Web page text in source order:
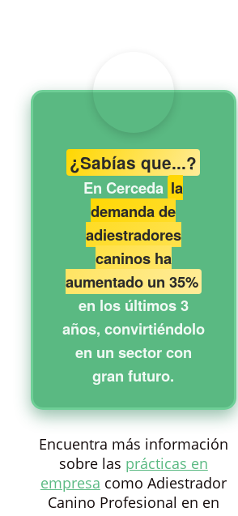
¿Sabías que...?
En Cerceda la
demanda de
adiestradores
caninos ha
aumentado un 35%
en los últimos 3
años, convirtiéndolo
en un sector con
gran futuro.
Encuentra más información
sobre las prácticas en
empresa como Adiestrador
Canino Profesional en en